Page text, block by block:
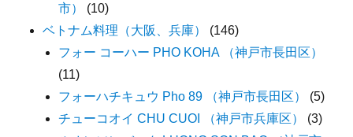
市）
(10)
ベトナム料理（大阪、兵庫）
(146)
フォー コーハー PHO KOHA （神戸市長田区）
(11)
フォーハチキュウ Pho 89 （神戸市長田区）
(5)
チューコオイ CHU CUOI （神戸市兵庫区）
(3)